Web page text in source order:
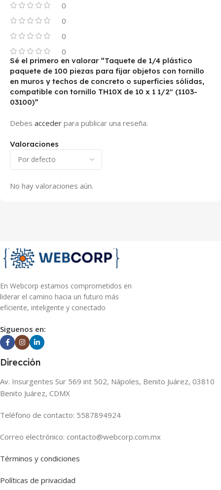
0
0
0
0
Valoraciones
No hay valoraciones aún.
Sé el primero en valorar “Taquete de 1/4 plástico
paquete de 100 piezas para fijar objetos con tornillo
en muros y techos de concreto o superficies sólidas,
compatible con tornillo TH10X de 10 x 1 1/2″ (1103-
03100)”
Debes acceder para publicar una reseña.
En Webcorp estamos comprometidos en
liderar el camino hacia un futuro más
eficiente, inteligente y conectado
Siguenos en:
Dirección
Av. Insurgentes Sur 569 int 502, Nápoles, Benito Juárez, 03810
Benito Juárez, CDMX
Teléfono de contacto: 5587894924
Correo electrónico: contacto@webcorp.com.mx
Términos y condiciones
Políticas de privacidad